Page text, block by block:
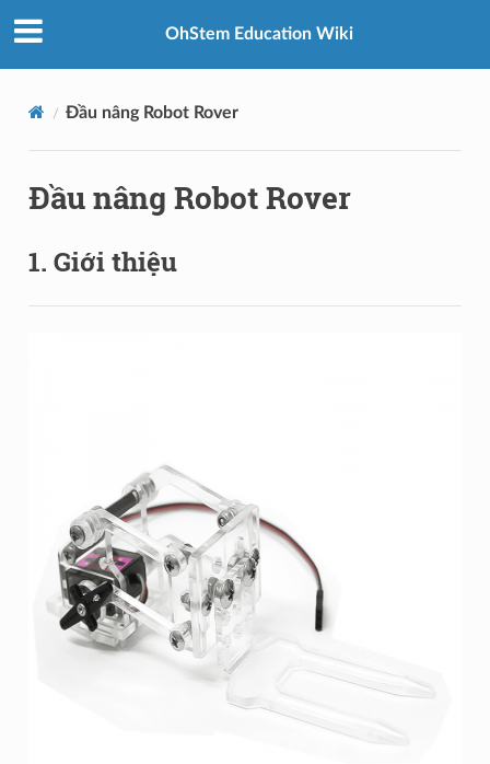
OhStem Education Wiki
Đầu nâng Robot Rover
Đầu nâng Robot Rover
1. Giới thiệu